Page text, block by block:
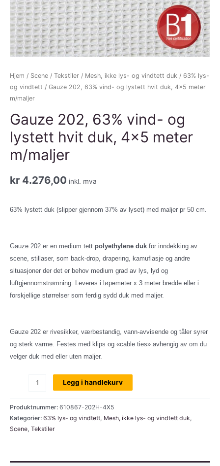
Hjem / Scene / Tekstiler / Mesh, ikke lys- og vindtett duk / 63% lys-
og vindtett / Gauze 202, 63% vind- og lystett hvit duk, 4×5 meter
m/maljer
Gauze 202, 63% vind- og
lystett hvit duk, 4×5 meter
m/maljer
kr 4.276,00 inkl. mva
63% lystett duk (slipper gjennom 37% av lyset) med maljer pr 50 cm.
Gauze 202 er en medium tett polyethylene duk for inndekking av
scene, stillaser, som back-drop, drapering, kamuflasje og andre
situasjoner der det er behov medium grad av lys, lyd og
luftgjennomstrømning. Leveres i løpemeter x 3 meter bredde eller i
forskjellige størrelser som ferdig sydd duk med maljer.
Gauze 202 er rivesikker, værbestandig, vann-avvisende og tåler syrer
og sterk varme. Festes med klips og «cable ties» avhengig av om du
velger duk med eller uten maljer.
63%
vind-
og
Legg i handlekurv
Produktnummer: 610867-202H-4X5
Kategorier: 63% lys- og vindtett, Mesh, ikke lys- og vindtett duk,
Scene, Tekstiler